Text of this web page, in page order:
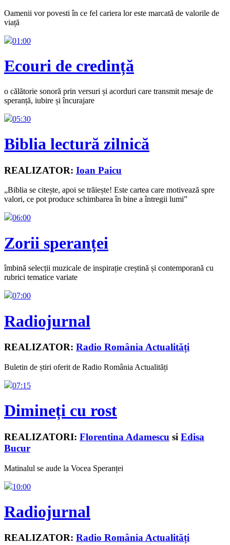
Oamenii vor povesti în ce fel cariera lor este marcată de valorile de
viață
01:00
Ecouri de credință
o călătorie sonoră prin versuri și acorduri care transmit mesaje de
speranță, iubire și încurajare
05:30
Biblia lectură zilnică
REALIZATOR: Ioan Paicu
„Biblia se citește, apoi se trăiește! Este cartea care motivează spre
valori, ce pot produce schimbarea în bine a întregii lumi”
06:00
Zorii speranței
îmbină selecții muzicale de inspirație creștină și contemporană cu
rubrici tematice variate
07:00
Radiojurnal
REALIZATOR: Radio România Actualități
Buletin de știri oferit de Radio România Actualități
07:15
Dimineți cu rost
REALIZATORI: Florentina Adamescu si Edisa
Bucur
Matinalul se aude la Vocea Speranței
10:00
Radiojurnal
REALIZATOR: Radio România Actualități